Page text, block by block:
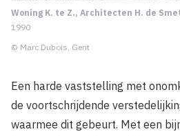
Woning K. te Z., Architecten H. de
1990
© Marc Dubois, Gent
Een harde vaststelling met
de voortschrijdende
waarmee dit gebeurt. Met een